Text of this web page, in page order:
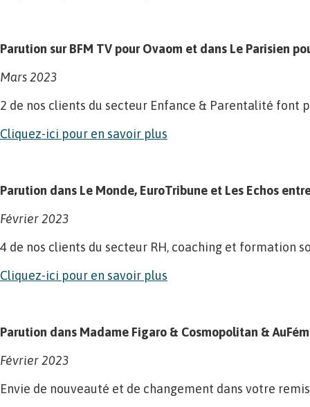
Parution sur BFM TV pour Ovaom et dans Le Parisien
Mars 2023
2 de nos clients du secteur Enfance & Parentalité font
Cliquez-ici pour en savoir plus
Parution dans Le Monde, EuroTribune et Les Echos
Février 2023
4 de nos clients du secteur RH, coaching et formation
Cliquez-ici pour en savoir plus
Parution dans Madame Figaro & Cosmopolitan &
Février 2023
Envie de nouveauté et de changement dans votre